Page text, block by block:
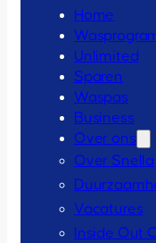
Home
Unlimited
Sparen
Waspas
Business
Over ons
Over Snella
Vacatures
Inside Out